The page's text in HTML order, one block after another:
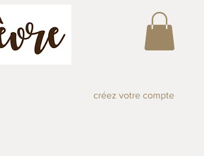
créez votre compte